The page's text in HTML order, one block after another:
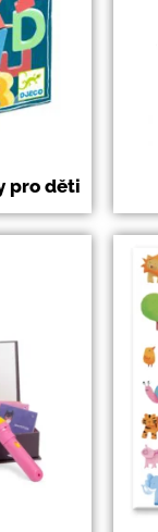
pro děti